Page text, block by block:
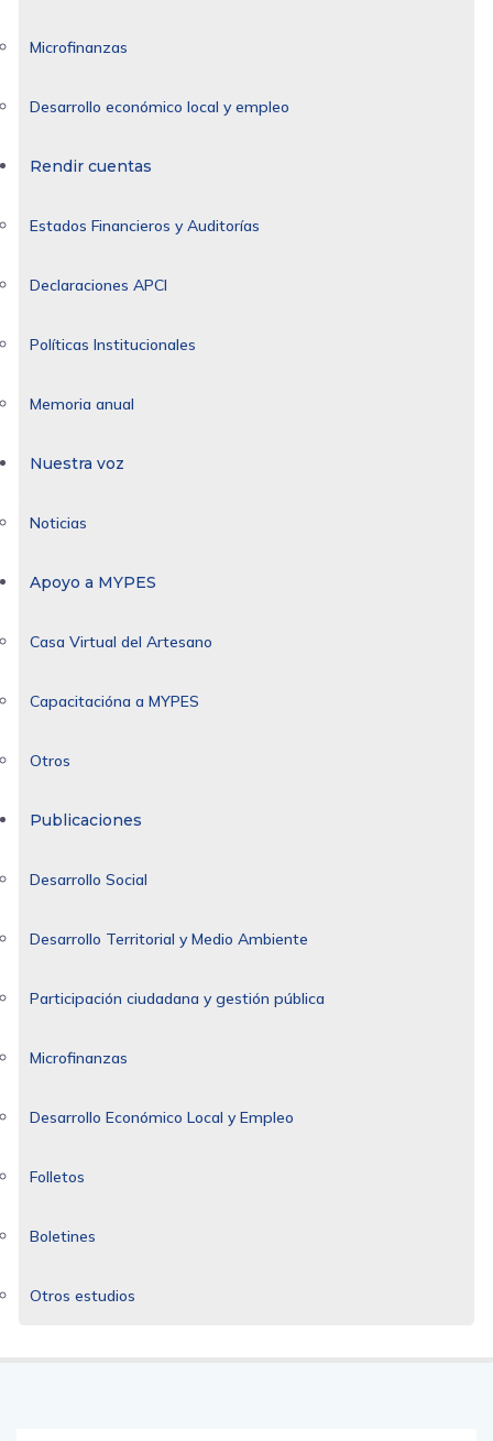
Microfinanzas
Desarrollo económico local y empleo
Rendir cuentas
Estados Financieros y Auditorías
Declaraciones APCI
Políticas Institucionales
Memoria anual
Nuestra voz
Noticias
Apoyo a MYPES
Casa Virtual del Artesano
Capacitacióna a MYPES
Otros
Publicaciones
Desarrollo Social
Desarrollo Territorial y Medio Ambiente
Participación ciudadana y gestión pública
Microfinanzas
Desarrollo Económico Local y Empleo
Folletos
Boletines
Otros estudios